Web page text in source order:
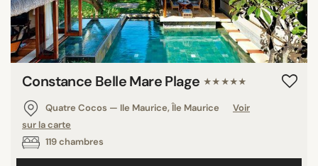
Constance Belle Mare Plage ★★★★★
Quatre Cocos — Ile Maurice, Île Maurice
Voir
sur la carte
119 chambres